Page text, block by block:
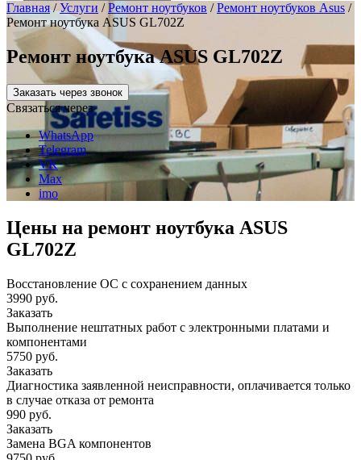
Главная/Услуги /Ремонт ноутбуков /Ремонт ноутбуков Asus /
Ремонт ноутбука ASUS GL702Z
Ремонт ноутбука ASUS GL702Z
Заказать через звонок
Связаться через
WhatsApp
Telegram
VK
Max
imo
Цены на ремонт ноутбука ASUS
GL702Z
Восстановление ОС с сохранением данных
3990 руб.
Заказать
Выполнение нештатных работ с электронными платами и
компонентами
5750 руб.
Заказать
Диагностика заявленной неисправности, оплачивается только
в случае отказа от ремонта
990 руб.
Заказать
Замена BGA компонентов